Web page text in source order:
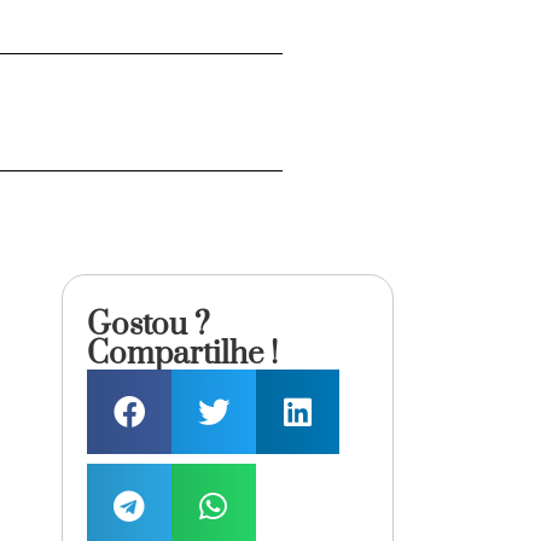
Gostou ?
Compartilhe !